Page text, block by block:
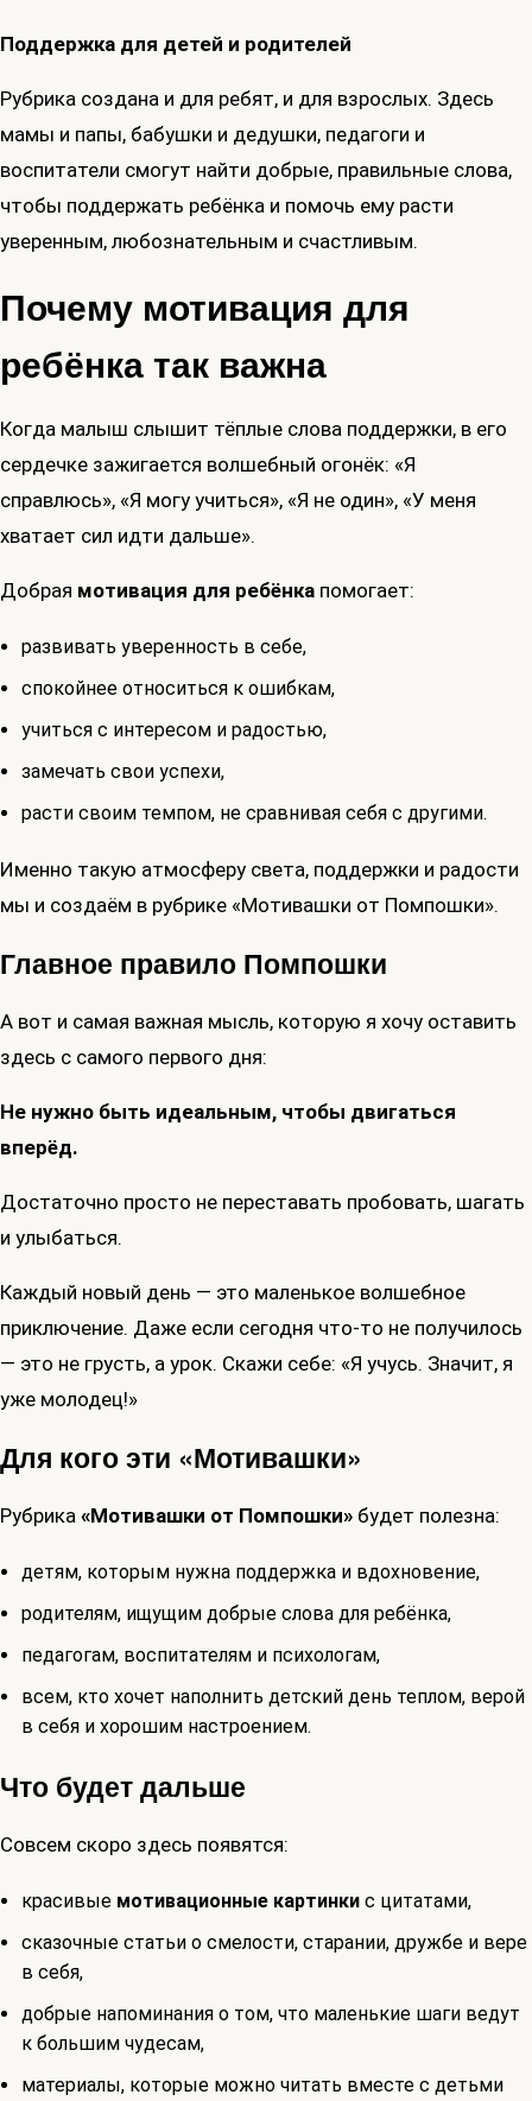
Поддержка для детей и родителей
Рубрика создана и для ребят, и для взрослых. Здесь
мамы и папы, бабушки и дедушки, педагоги и
воспитатели смогут найти добрые, правильные слова,
чтобы поддержать ребёнка и помочь ему расти
уверенным, любознательным и счастливым.
Почему мотивация для
ребёнка так важна
Когда малыш слышит тёплые слова поддержки, в его
сердечке зажигается волшебный огонёк: «Я
справлюсь», «Я могу учиться», «Я не один», «У меня
хватает сил идти дальше».
Добрая мотивация для ребёнка помогает:
развивать уверенность в себе,
спокойнее относиться к ошибкам,
учиться с интересом и радостью,
замечать свои успехи,
расти своим темпом, не сравнивая себя с другими.
Именно такую атмосферу света, поддержки и радости
мы и создаём в рубрике «Мотивашки от Помпошки».
Главное правило Помпошки
А вот и самая важная мысль, которую я хочу оставить
здесь с самого первого дня:
Не нужно быть идеальным, чтобы двигаться
вперёд.
Достаточно просто не переставать пробовать, шагать
и улыбаться.
Каждый новый день — это маленькое волшебное
приключение. Даже если сегодня что-то не получилось
— это не грусть, а урок. Скажи себе: «Я учусь. Значит, я
уже молодец!»
Для кого эти «Мотивашки»
Рубрика «Мотивашки от Помпошки» будет полезна:
детям, которым нужна поддержка и вдохновение,
родителям, ищущим добрые слова для ребёнка,
педагогам, воспитателям и психологам,
всем, кто хочет наполнить детский день теплом, верой
в себя и хорошим настроением.
Что будет дальше
Совсем скоро здесь появятся:
красивые мотивационные картинки с цитатами,
сказочные статьи о смелости, старании, дружбе и вере
в себя,
добрые напоминания о том, что маленькие шаги ведут
к большим чудесам,
материалы, которые можно читать вместе с детьми